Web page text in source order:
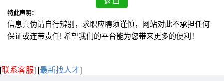
特此声明：
信息真伪请自行辨别，求职应聘须谨慎，网站对此不承担任何
保证或连带责任! 希望我们的平台能为您带来更多的便利！
[联系客服] [最新找人才]